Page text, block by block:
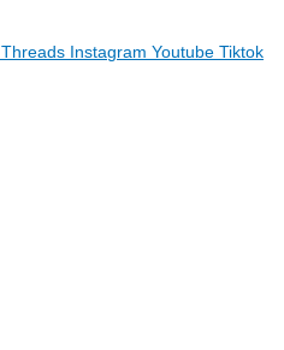
Threads Instagram Youtube Tiktok